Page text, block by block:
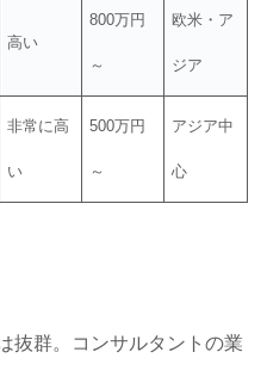
高い
800万円
～
欧米・ア
ジア
非常に高
い
500万円
～
アジア中
心
抜群。コンサルタントの業